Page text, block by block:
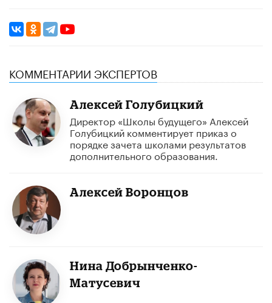
КОММЕНТАРИИ ЭКСПЕРТОВ
Алексей Голубицкий
Директор «​Школы будущего»​ Алексей
Голубицкий комментирует приказ о
порядке зачета школами результатов
дополнительного образования.
Алексей Воронцов
Нина Добрынченко-
Матусевич